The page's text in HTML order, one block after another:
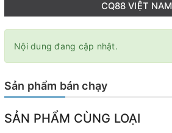
CQ88 VIỆT NAM
Nội dung đang cập nhật.
Sản phẩm bán chạy
SẢN PHẨM CÙNG LOẠI